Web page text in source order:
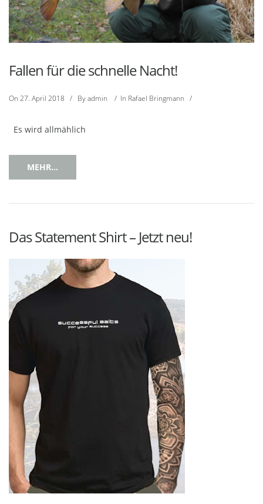
Fallen für die schnelle Nacht!
On 27. April 2018 / Byadmin / In Rafael Bringmann /
Es wird allmählich
MEHR...
Das Statement Shirt – Jetzt neu!